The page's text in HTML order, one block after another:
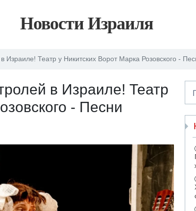
Новости Израиля
Израиле! Театр у Никитских Ворот Марка Розовского -
в Израиле! Театр
- Песни